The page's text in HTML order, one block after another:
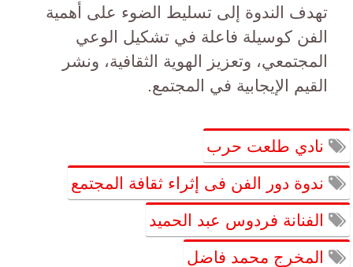
تهدف الندوة إلى تسليط الضوء على أهمية
الفن كوسيلة فاعلة في تشكيل الوعي
المجتمعي، وتعزيز الهوية الثقافية، ونشر
القيم الإيجابية في المجتمع.
نادي طلعت حرب
ندوة دور الفن فى إثراء ثقافة المجتمع
الفنانة فردوس عبد الحميد
المخرج محمد فاضل